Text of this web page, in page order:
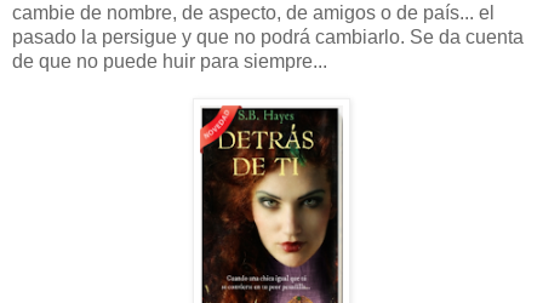
cambie de nombre, de aspecto, de amigos o de país... el
pasado la persigue y que no podrá cambiarlo. Se da cuenta
de que no puede huir para siempre...